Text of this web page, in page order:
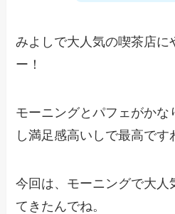
みよしで大人気の喫茶店に
ー！
モーニングとパフェがかな
し満足感高いしで最高です
今回は、モーニングで大人
てきたんでね。